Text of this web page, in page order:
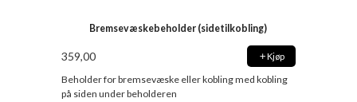
Bremsevæskebeholder (sidetilkobling)
359,00 Kjøp
Beholder for bremsevæske eller kobling med kobling
på siden under beholderen